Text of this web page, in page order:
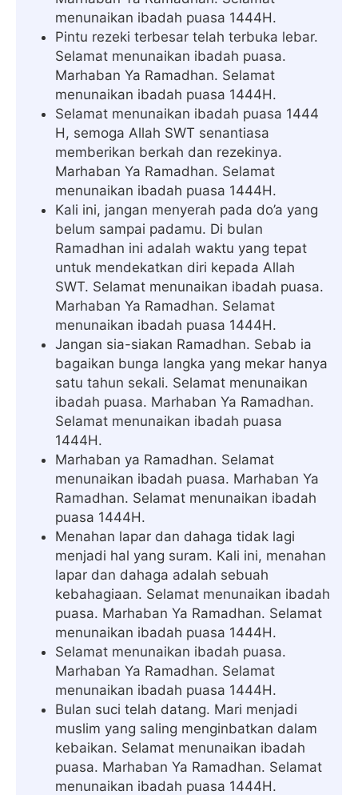
menunaikan ibadah puasa 1444H.
Pintu rezeki terbesar telah terbuka lebar.
Selamat menunaikan ibadah puasa.
Marhaban Ya Ramadhan. Selamat
menunaikan ibadah puasa 1444H.
Selamat menunaikan ibadah puasa 1444
H, semoga Allah SWT senantiasa
memberikan berkah dan rezekinya.
Marhaban Ya Ramadhan. Selamat
menunaikan ibadah puasa 1444H.
Kali ini, jangan menyerah pada do’a yang
belum sampai padamu. Di bulan
Ramadhan ini adalah waktu yang tepat
untuk mendekatkan diri kepada Allah
SWT. Selamat menunaikan ibadah puasa.
Marhaban Ya Ramadhan. Selamat
menunaikan ibadah puasa 1444H.
Jangan sia-siakan Ramadhan. Sebab ia
bagaikan bunga langka yang mekar hanya
satu tahun sekali. Selamat menunaikan
ibadah puasa. Marhaban Ya Ramadhan.
Selamat menunaikan ibadah puasa
1444H.
Marhaban ya Ramadhan. Selamat
menunaikan ibadah puasa. Marhaban Ya
Ramadhan. Selamat menunaikan ibadah
puasa 1444H.
Menahan lapar dan dahaga tidak lagi
menjadi hal yang suram. Kali ini, menahan
lapar dan dahaga adalah sebuah
kebahagiaan. Selamat menunaikan ibadah
puasa. Marhaban Ya Ramadhan. Selamat
menunaikan ibadah puasa 1444H.
Selamat menunaikan ibadah puasa.
Marhaban Ya Ramadhan. Selamat
menunaikan ibadah puasa 1444H.
Bulan suci telah datang. Mari menjadi
muslim yang saling menginbatkan dalam
kebaikan. Selamat menunaikan ibadah
puasa. Marhaban Ya Ramadhan. Selamat
menunaikan ibadah puasa 1444H.